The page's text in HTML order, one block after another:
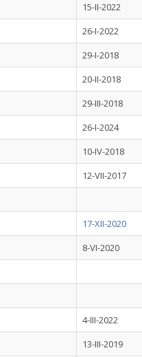
15-II-2022
26-I-2022
29-I-2018
20-II-2018
29-III-2018
26-I-2024
10-IV-2018
12-VII-2017
17-XII-2020
8-VI-2020
4-III-2022
13-III-2019